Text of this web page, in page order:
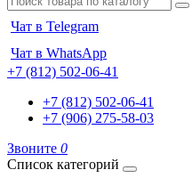
Чат в Telegram
Чат в WhatsApp
+7 (812) 502-06-41
+7 (812) 502-06-41
+7 (906) 275-58-03
Звоните 0
Список категорий